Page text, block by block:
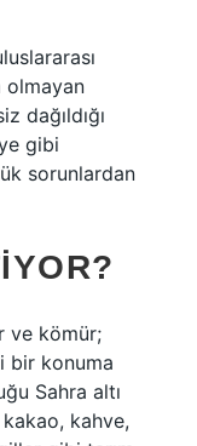
olmayan
dağıldığı
gibi
sorunlardan
ve kömür;
bir konuma
Sahra altı
kahve,